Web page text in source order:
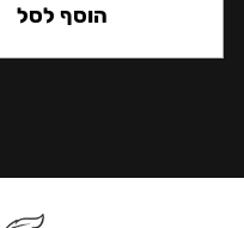
הוסף לסל